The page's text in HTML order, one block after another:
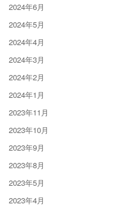
2024年6月
2024年5月
2024年4月
2024年3月
2024年2月
2024年1月
2023年11月
2023年10月
2023年9月
2023年8月
2023年5月
2023年4月